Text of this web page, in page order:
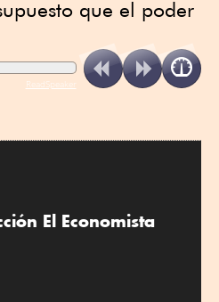
que el poder
ReadSpeaker
El Economista